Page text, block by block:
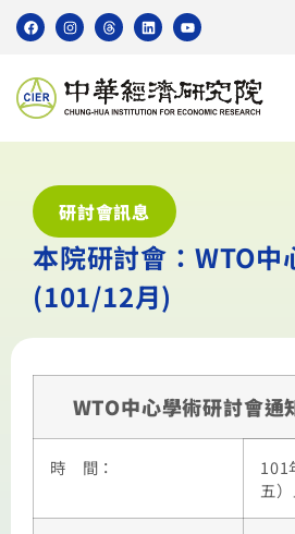
研討會訊息
本院研討會：WTO中
(101/12月)
WTO中心學術研討會
時 間：
101
五